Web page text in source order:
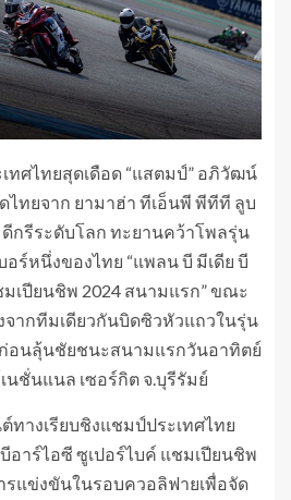
ทศไทยสุดเดือด “แสตมป์” อภิวัฒน์
ทยจาก ยามาฮ่า ทีเอ็นพี พีทีที ลูบ
กรีระดับโลก ทะยานคว้าโพลรุ่น
ร์หนึ่งของไทย “แพลน บี มีเดีย บี
เปียนชิพ 2024 สนามแรก” ขณะ
จากทีมเดียวกันบิดซิวหัวแถวในรุ่น
อนลุ้นชัยชนะสนามแรกวันอาทิตย์
นชั่นแนล เซอร์กิต จ.บุรีรัมย์
ทางเรียบชิงแชมป์ประเทศไทย
อาร์ไอซี ซูเปอร์ไบค์ แชมเปียนชิพ
รแข่งขันในรอบควอลิฟายเพื่อจัด